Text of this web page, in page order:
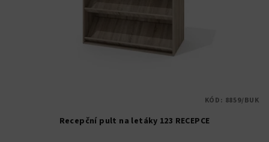
Recepční pult na letáky 123 RECEPCE
KÓD: 8859/BUK